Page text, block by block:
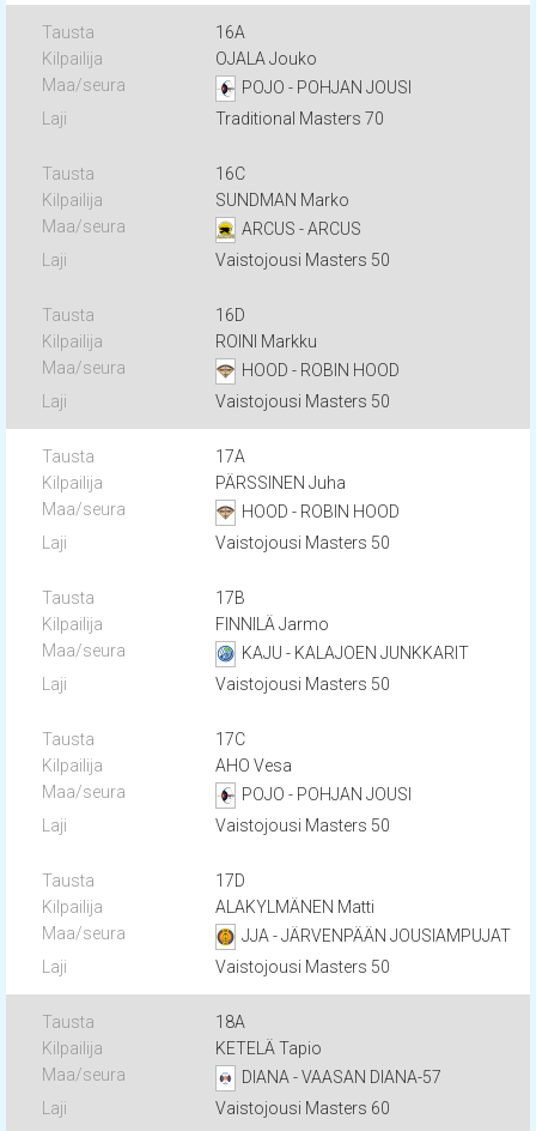
16A
OJALA Jouko
POJO - POHJAN JOUSI
Traditional Masters 70
16C
SUNDMAN Marko
ARCUS - ARCUS
Vaistojousi Masters 50
16D
ROINI Markku
HOOD - ROBIN HOOD
Vaistojousi Masters 50
17A
PÄRSSINEN Juha
HOOD - ROBIN HOOD
Vaistojousi Masters 50
17B
FINNILÄ Jarmo
KAJU - KALAJOEN JUNKKARIT
Vaistojousi Masters 50
17C
AHO Vesa
POJO - POHJAN JOUSI
Vaistojousi Masters 50
17D
ALAKYLMÄNEN Matti
JJA - JÄRVENPÄÄN JOUSIAMPUJAT
Vaistojousi Masters 50
18A
KETELÄ Tapio
DIANA - VAASAN DIANA-57
Vaistojousi Masters 60